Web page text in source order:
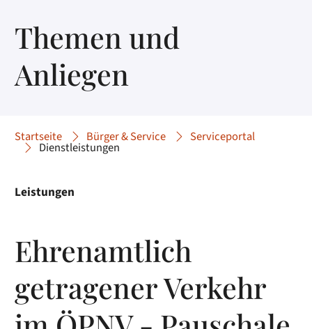
Themen und
Anliegen
Startseite Bürger & Service Serviceportal
Dienstleistungen
Leistungen
Ehrenamtlich
getragener Verkehr